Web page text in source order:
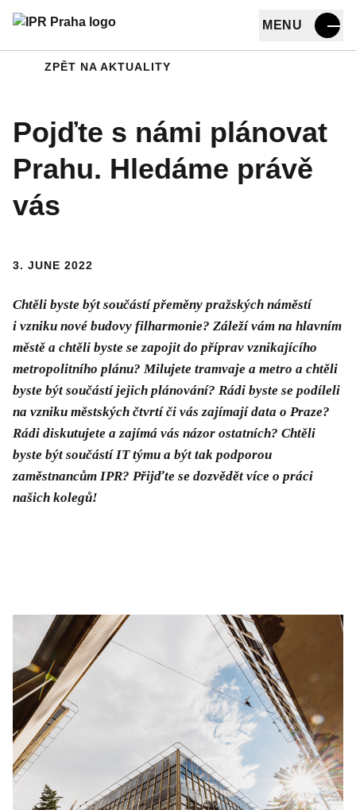
Přejít na hlavní obsah
MENU
ZPĚT NA AKTUALITY
Pojďte s námi plánovat
Prahu. Hledáme právě
vás
3. JUNE 2022
Chtěli byste být součástí přeměny pražských náměstí
i vzniku nové budovy filharmonie? Záleží vám na hlavním
městě a chtěli byste se zapojit do příprav vznikajícího
metropolitního plánu? Milujete tramvaje a metro a chtěli
byste být součástí jejich plánování? Rádi byste se podíleli
na vzniku městských čtvrtí či vás zajímají data o Praze?
Rádi diskutujete a zajímá vás názor ostatních? Chtěli
byste být součástí IT týmu a být tak podporou
zaměstnancům IPR? Přijďte se dozvědět více o práci
našich kolegů!